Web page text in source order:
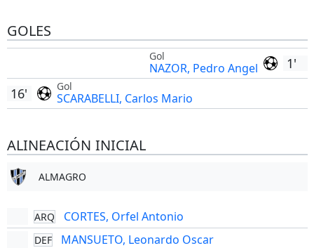
GOLES
1'
Gol
NAZOR, Pedro Angel
Gol
SCARABELLI, Carlos Mario
16'
ALINEACIÓN INICIAL
ALMAGRO
ARQ CORTES, Orfel Antonio
DEF MANSUETO, Leonardo Oscar